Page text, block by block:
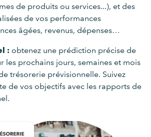
de produits ou services...), et des
de vos performances
âgées, revenus, dépenses…
: obtenez une prédiction précise de
les prochains jours, semaines et mois
trésorerie prévisionnelle. Suivez
de vos objectifs avec les rapports de